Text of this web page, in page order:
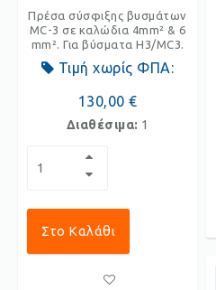
Πρέσα σύσφιξης βυσμάτων
MC-3 σε καλώδια 4mm² & 6
mm². Για βύσματα H3/MC3.
Τιμή χωρίς ΦΠΑ:
130,00 €
Διαθέσιμα: 1
Στο Καλάθι